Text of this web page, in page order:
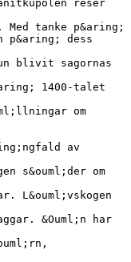
reser
Med tanke p&aring;
p&aring; dess
blivit sagornas
1400-talet
om
av
s&ouml;der om
L&ouml;vskogen
&Ouml;n har